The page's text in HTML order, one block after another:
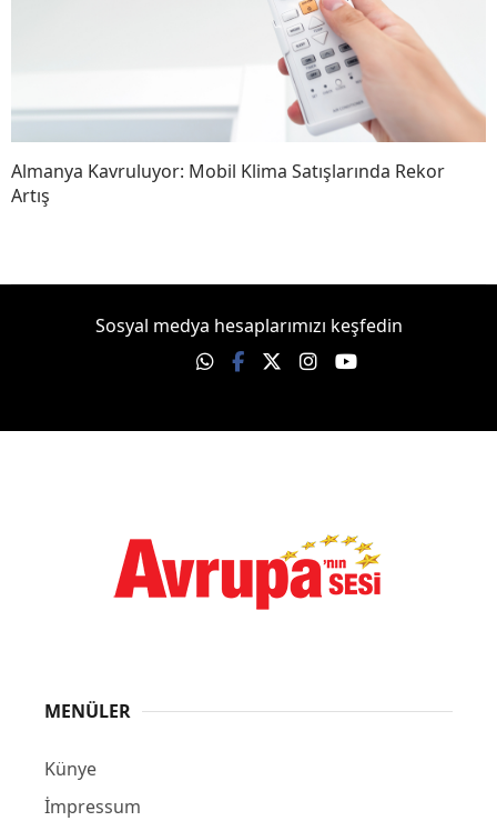
Almanya Kavruluyor: Mobil Klima Satışlarında Rekor
Artış
Sosyal medya hesaplarımızı keşfedin
MENÜLER
Künye
İmpressum